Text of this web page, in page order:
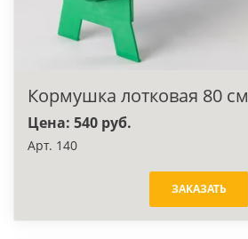
Кормушка лотковая 80 см
Цена: 540 руб.
Арт. 140
ЗАКАЗАТЬ